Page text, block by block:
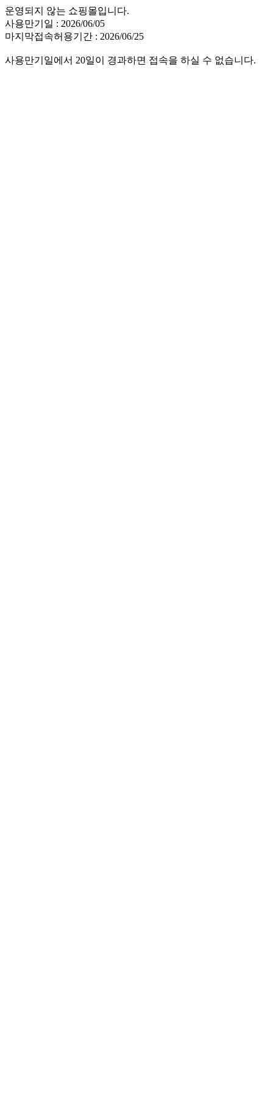
운영되지 않는 쇼핑몰입니다.
사용만기일 : 2026/06/05
마지막접속허용기간 : 2026/06/25
사용만기일에서 20일이 경과하면 접속을 하실 수 없습니다.